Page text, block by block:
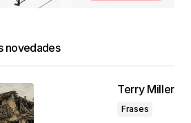
novedades
Terry Miller
Frases